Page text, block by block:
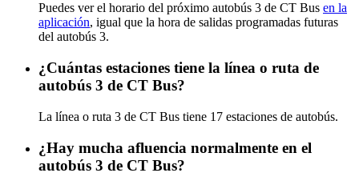
Puedes ver el horario del próximo autobús 3 de CT Bus en la
aplicación, igual que la hora de salidas programadas futuras
del autobús 3.
¿Cuántas estaciones tiene la línea o ruta de
autobús 3 de CT Bus?
La línea o ruta 3 de CT Bus tiene 17 estaciones de autobús.
¿Hay mucha afluencia normalmente en el
autobús 3 de CT Bus?